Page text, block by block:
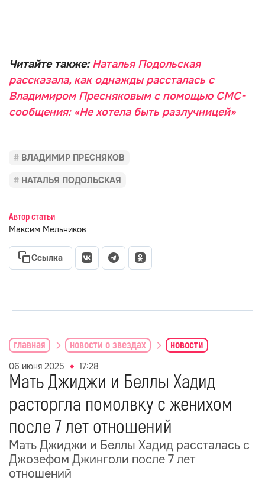
Читайте также: Наталья Подольская
рассказала, как однажды рассталась с
Владимиром Пресняковым с помощью СМС-
сообщения: «Не хотела быть разлучницей»
ВЛАДИМИР ПРЕСНЯКОВ
НАТАЛЬЯ ПОДОЛЬСКАЯ
Автор статьи
Максим Мельников
Ссылка
главная новости о звездах новости
06 июня 2025 17:28
Мать Джиджи и Беллы Хадид
расторгла помолвку с женихом
после 7 лет отношений
Мать Джиджи и Беллы Хадид рассталась с
Джозефом Джинголи после 7 лет
отношений